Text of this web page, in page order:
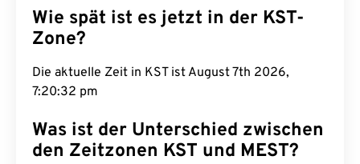
Wie spät ist es jetzt in der KST-
Zone?
Die aktuelle Zeit in KST ist August 7th 2026,
7:20:33 pm
Was ist der Unterschied zwischen
den Zeitzonen KST und MEST?